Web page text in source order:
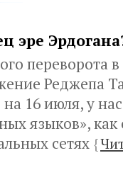
эре
переворота
Реджепа
16 июля, у
языков»,
сетях {